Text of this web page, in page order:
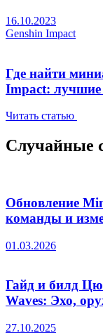
16.10.2023
Genshin Impact
Где найти
Impact:
Читать статью
Случайные
Обновление
команды и
01.03.2026
Гайд и билд
Waves: Эхо,
27.10.2025